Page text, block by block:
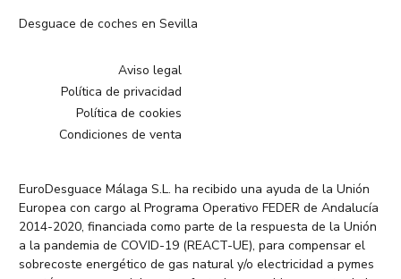
Desguace de coches en Sevilla
Aviso legal
Política de privacidad
Política de cookies
Condiciones de venta
EuroDesguace Málaga S.L. ha recibido una ayuda de la Unión
Europea con cargo al Programa Operativo FEDER de Andalucía
2014-2020, financiada como parte de la respuesta de la Unión
a la pandemia de COVID-19 (REACT-UE), para compensar el
sobrecoste energético de gas natural y/o electricidad a pymes